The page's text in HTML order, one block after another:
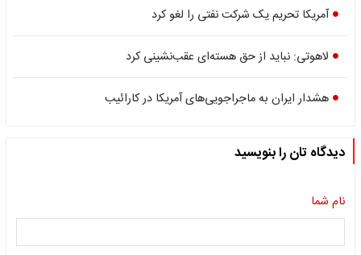
آمریکا تحریم یک شرکت نفتی را لغو کرد
لاهوتی: نباید از حق هسته‌ای عقب‌نشینی کرد
هشدار ایران به ماجراجویی‌های آمریکا در کارائیب
دیدگاه تان را بنویسید
نام شما